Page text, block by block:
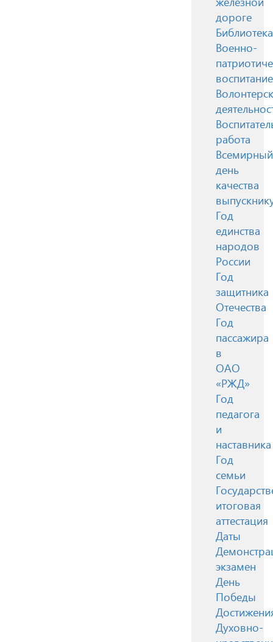
дороге
Библиотека
Военно-
воспитание
работа
Всемирный
день
качества
Год
единства
народов
России
Год
защитника
Отечества
Год
пассажира
в
ОАО
«РЖД»
Год
педагога
и
наставника
Год
семьи
итоговая
аттестация
Даты
экзамен
День
Победы
Духовно-